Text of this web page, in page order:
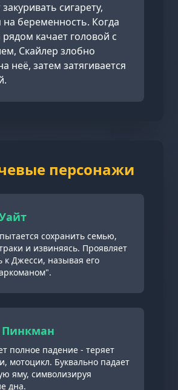
сигарету,
на беременность. Когда
качает головой с
Скайлер злобно
неё, затем затягивается
персонажи
сохранить семью,
и извиняясь. Проявляет
к Джесси, называя его
полное падение - теряет
мотоцикл. Буквально падает
яму, символизируя
дна.